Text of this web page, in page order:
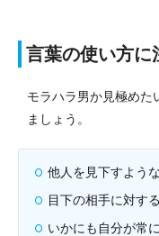
言葉の使い方に
モラハラ男か見極めた
ましょう。
他人を見下すよう
目下の相手に対す
いかにも自分が常